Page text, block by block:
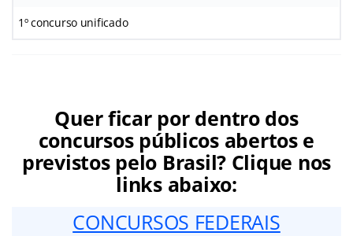
1º concurso unificado
Quer ficar por dentro dos
concursos públicos abertos e
previstos pelo Brasil? Clique nos
links abaixo:
CONCURSOS FEDERAIS